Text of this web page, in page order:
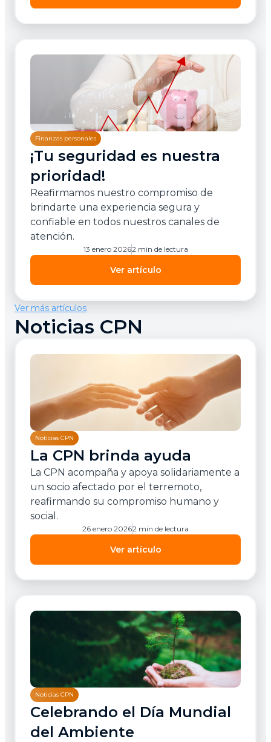
Finanzas personales
¡Tu seguridad es nuestra
prioridad!
Reafirmamos nuestro compromiso de
brindarte una experiencia segura y
confiable en todos nuestros canales de
atención.
Ver artículo
13 enero 20262 min de lectura
Ver más artículos
Noticias CPN
Noticias CPN
La CPN brinda ayuda
La CPN acompaña y apoya solidariamente a
un socio afectado por el terremoto,
reafirmando su compromiso humano y
social.
Ver artículo
26 enero 20262 min de lectura
Noticias CPN
Celebrando el Día Mundial
del Ambiente